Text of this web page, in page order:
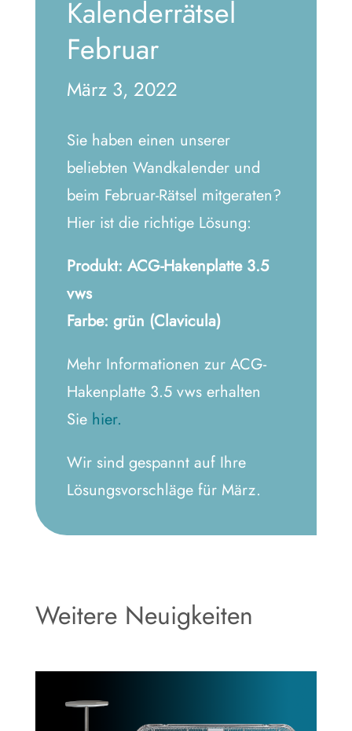
Kalenderrätsel
Februar
März 3, 2022
Sie haben einen unserer
beliebten Wandkalender und
beim Februar-Rätsel mitgeraten?
Hier ist die richtige Lösung:
Produkt: ACG-Hakenplatte 3.5
vws
Farbe: grün (Clavicula)
Mehr Informationen zur ACG-
Hakenplatte 3.5 vws erhalten
Siehier.
Wir sind gespannt auf Ihre
Lösungsvorschläge für März.
Weitere Neuigkeiten